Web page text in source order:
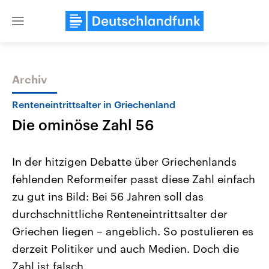
Close
Themen
Landtagswahl Sachsen-Anhalt
2026
Alle Informationen
Sachsen-Anhalt wählt am 6.
September 2026 einen neuen
Bundesland von einer Koalition aus
USA
Aktuelle Beiträge,
Hintergründe
Wirtschaftlich und
gehören die Vereinigten
Archiv
Renteneintrittsalter in Griechenland
Die ominöse Zahl 56
In der hitzigen Debatte über Griechenlands
fehlenden Reformeifer passt diese Zahl einfach
zu gut ins Bild: Bei 56 Jahren soll das
durchschnittliche Renteneintrittsalter der
Griechen liegen – angeblich. So postulieren es
derzeit Politiker und auch Medien. Doch die
Zahl ist falsch.